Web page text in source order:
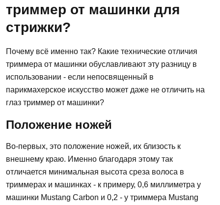
триммер от машинки для
стрижки?
Почему всё именно так? Какие технические отличия
триммера от машинки обуславливают эту разницу в
использовании - если непосвященный в
парикмахерское искусство может даже не отличить на
глаз триммер от машинки?
Положение ножей
Во-первых, это положение ножей, их близость к
внешнему краю. Именно благодаря этому так
отличается минимальная высота среза волоса в
триммерах и машинках - к примеру, 0,6 миллиметра у
машинки Mustang Carbon и 0,2 - у триммера Mustang